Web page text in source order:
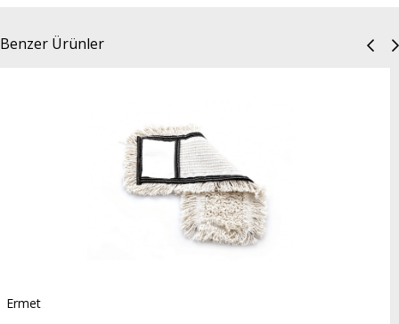
Benzer Ürünler